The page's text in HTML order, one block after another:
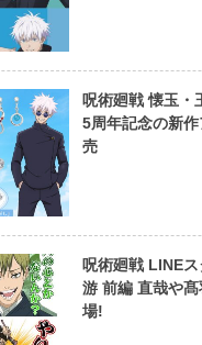
呪術廻戦 懐玉・
5周年記念の新
売
呪術廻戦 LINEス
游 前編 直哉や
場!